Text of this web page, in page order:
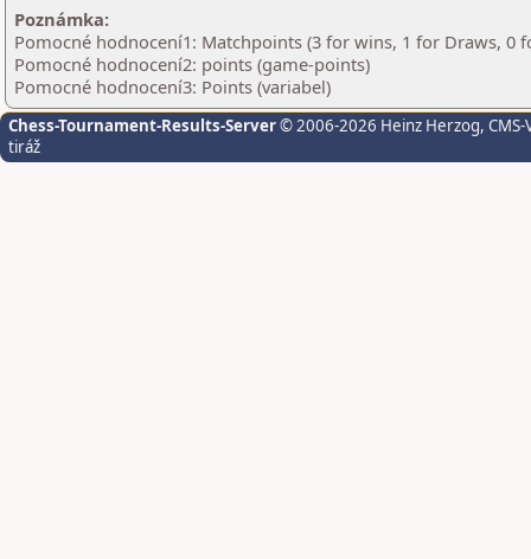
Poznámka:
Pomocné hodnocení1: Matchpoints (3 for wins, 1 for Draws, 0
Pomocné hodnocení2: points (game-points)
Pomocné hodnocení3: Points (variabel)
Chess-Tournament-Results-Server© 2006-2026 Heinz Herzog,
tiráž